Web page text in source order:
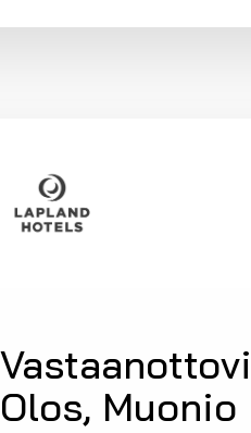
Olos, Muonio